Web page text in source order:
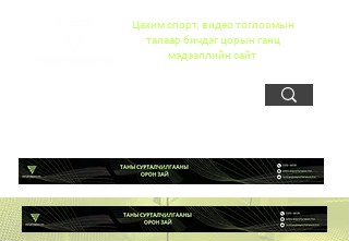
Цахим спорт, видео тоглоомын
талаар бичдэг цорын ганц
мэдээллийн сайт